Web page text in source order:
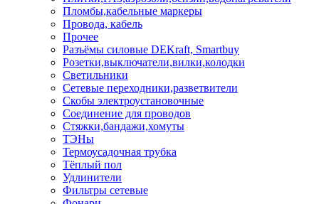
Пломбы,кабельные маркеры
Провода, кабель
Прочее
Разъёмы силовые DEKraft, Smartbuy
Розетки,выключатели,вилки,колодки
Светильники
Сетевые переходники,разветвители
Скобы электроустановочные
Соединение для проводов
Стяжки,бандажи,хомуты
ТЭНы
Термоусадочная трубка
Тёплый пол
Удлинители
Фильтры сетевые